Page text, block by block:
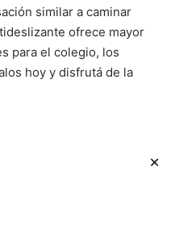
similar a caminar
ofrece mayor
para el colegio, los
hoy y disfrutá de la